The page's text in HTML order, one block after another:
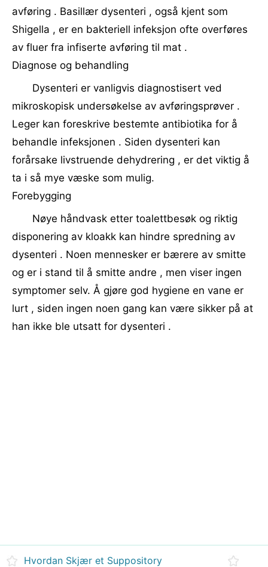
avføring . Basillær dysenteri , også kjent som
Shigella , er en bakteriell infeksjon ofte overføres
av fluer fra infiserte avføring til mat .
Diagnose og behandling
Dysenteri er vanligvis diagnostisert ved
mikroskopisk undersøkelse av avføringsprøver .
Leger kan foreskrive bestemte antibiotika for å
behandle infeksjonen . Siden dysenteri kan
forårsake livstruende dehydrering , er det viktig å
ta i så mye væske som mulig.
Forebygging
Nøye håndvask etter toalettbesøk og riktig
disponering av kloakk kan hindre spredning av
dysenteri . Noen mennesker er bærere av smitte
og er i stand til å smitte andre , men viser ingen
symptomer selv. Å gjøre god hygiene en vane er
lurt , siden ingen noen gang kan være sikker på at
han ikke ble utsatt for dysenteri .
Hvordan Skjær et Suppository